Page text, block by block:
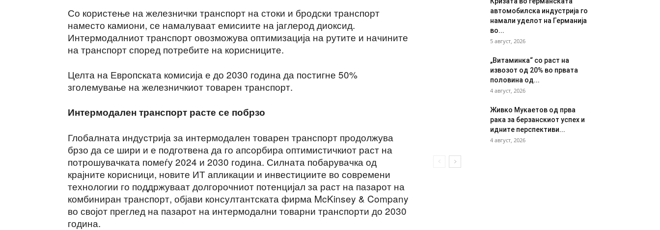
Со користење на железнички транспорт на стоки и бродски транспорт
наместо камиони, се намалуваат емисиите на јаглерод диоксид.
Интермодалниот транспорт овозможува оптимизација на рутите и начините
на транспорт според потребите на корисниците.
Целта на Европската комисија е до 2030 година да постигне 50%
зголемување на железничкиот товарен транспорт.
Интермодален транспорт расте се побрзо
Глобалната индустрија за интермодален товарен транспорт продолжува
брзо да се шири и е подготвена да го апсорбира оптимистичкиот раст на
потрошувачката помеѓу 2024 и 2030 година. Силната побарувачка од
крајните корисници, новите ИТ апликации и инвестициите во современи
технологии го поддржуваат долгорочниот потенцијал за раст на пазарот на
комбиниран транспорт, објави консултантската фирма McKinsey & Company
во својот преглед на пазарот на интермодални товарни транспорти до 2030
година.
автомобилска индустрија го
намали уделот на Германија
во...
5 август, 2026
„Витаминка“ со раст на
извозот од 20% во првата
половина од...
4 август, 2026
Живко Мукаетов од прва
рака за берзанскиот успех и
идните перспективи...
4 август, 2026